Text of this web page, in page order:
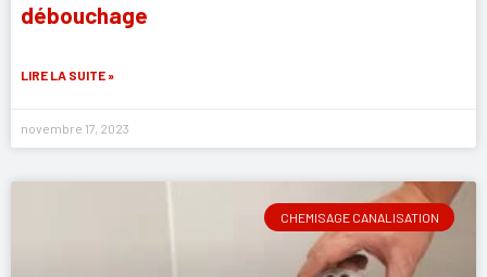
débouchage
LIRE LA SUITE »
novembre 17, 2023
CHEMISAGE CANALISATION